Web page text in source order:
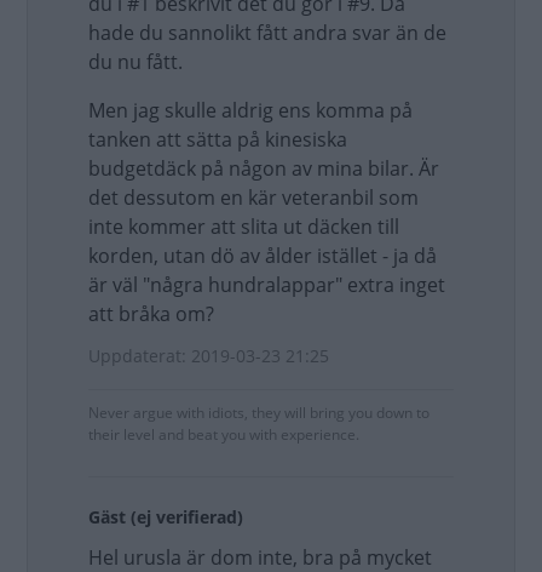
hade du sannolikt fått andra svar än de
du nu fått.
Men jag skulle aldrig ens komma på
tanken att sätta på kinesiska
budgetdäck på någon av mina bilar. Är
det dessutom en kär veteranbil som
inte kommer att slita ut däcken till
korden, utan dö av ålder istället - ja då
är väl "några hundralappar" extra inget
att bråka om?
Uppdaterat: 2019-03-23 21:25
Never argue with idiots, they will bring you down to
their level and beat you with experience.
Gäst (ej verifierad)
Hel urusla är dom inte, bra på mycket